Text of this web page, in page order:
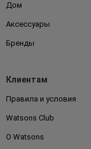
Дом
Аксессуары
Бренды
Клиентам
Правила и условия
Watsons Club
О Watsons